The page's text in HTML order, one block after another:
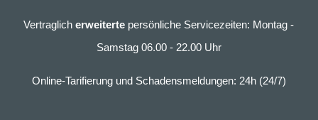
Vertraglicherweiterte persönliche Servicezeiten: Montag -
Samstag 06.00 - 22.00 Uhr
Online-Tarifierung und Schadensmeldungen: 24h (24/7)